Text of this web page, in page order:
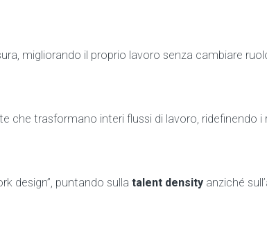
migliorando il proprio lavoro senza cambiare
che trasformano interi flussi di lavoro, ridefinendo i
design”, puntando sulla talent densityanziché